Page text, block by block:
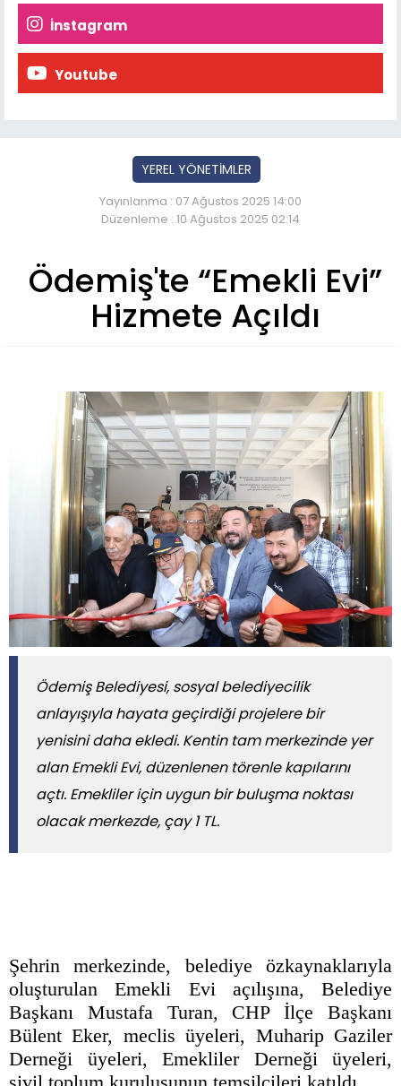
İnstagram
Youtube
YEREL YÖNETİMLER
Yayınlanma : 07 Ağustos 2025 14:00
Düzenleme : 10 Ağustos 2025 02:14
Ödemiş'te “Emekli Evi”
Hizmete Açıldı
Ödemiş Belediyesi, sosyal belediyecilik
anlayışıyla hayata geçirdiği projelere bir
yenisini daha ekledi. Kentin tam merkezinde yer
alan Emekli Evi, düzenlenen törenle kapılarını
açtı. Emekliler için uygun bir buluşma noktası
olacak merkezde, çay 1 TL.
Şehrin merkezinde, belediye özkaynaklarıyla
oluşturulan Emekli Evi açılışına, Belediye
Başkanı Mustafa Turan, CHP İlçe Başkanı
Bülent Eker, meclis üyeleri, Muharip Gaziler
Derneği üyeleri, Emekliler Derneği üyeleri,